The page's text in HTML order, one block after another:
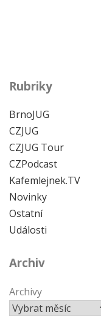
Rubriky
BrnoJUG
CZJUG
CZJUG Tour
CZPodcast
Kafemlejnek.TV
Novinky
Ostatní
Události
Archiv
Archivy